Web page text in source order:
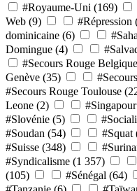
#Royaume-Uni (169)
Web (9) #Répression
dominicaine (6)
Domingue (4)
#Secours Rouge Belgique
Genève (35)
#Secours Rouge Toulouse
Leone (2) #Singapour
#Slovénie (5)
#Soudan (54) #Squat
#Suisse (348)
#Syndicalisme (1 357)
(105)
#Sénégal (64)